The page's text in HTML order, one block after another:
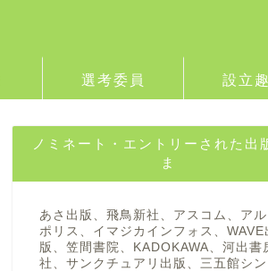
選考委員 設立
ノミネート・エントリーされた出
ま
あさ出版、飛鳥新社、アスコム、ア
ポリス、イマジカインフォス、WAVE
版、笠間書院、KADOKAWA、河出書
社、サンクチュアリ出版、三五館シン